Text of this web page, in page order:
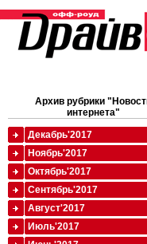
Архив рубрики
интернета"
Декабрь'2017
Ноябрь'2017
Октябрь'2017
Сентябрь'2017
Август'2017
Июль'2017